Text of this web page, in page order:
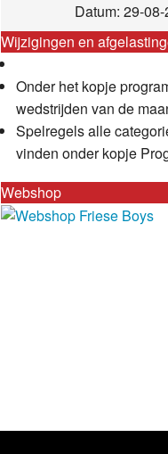
Datum: 29-
Wijzigingen en
Onder het kopje
wedstrijden van de
Spelregels alle
vinden onder kopje
Webshop